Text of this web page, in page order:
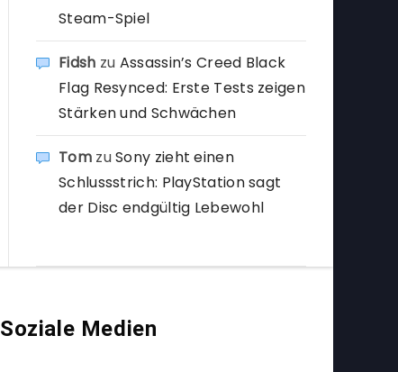
Steam-Spiel
Fidsh zu Assassin’s Creed Black
Flag Resynced: Erste Tests zeigen
Stärken und Schwächen
TomzuSony zieht einen
Schlussstrich: PlayStation sagt
der Disc endgültig Lebewohl
Soziale Medien